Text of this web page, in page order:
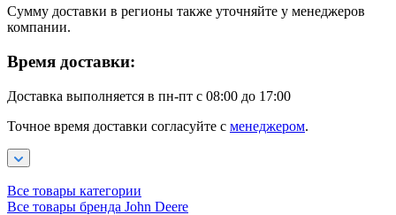
Сумму доставки в регионы также уточняйте у менеджеров
компании.
Время доставки:
Доставка выполняется в пн-пт с 08:00 до 17:00
Точное время доставки согласуйте с менеджером.
Все товары категории
Все товары бренда John Deere